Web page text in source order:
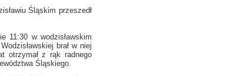
Śląskim przeszedł
11:30 w wodzisławskim
brał w niej
otrzymał z rąk radnego
Śląskiego.